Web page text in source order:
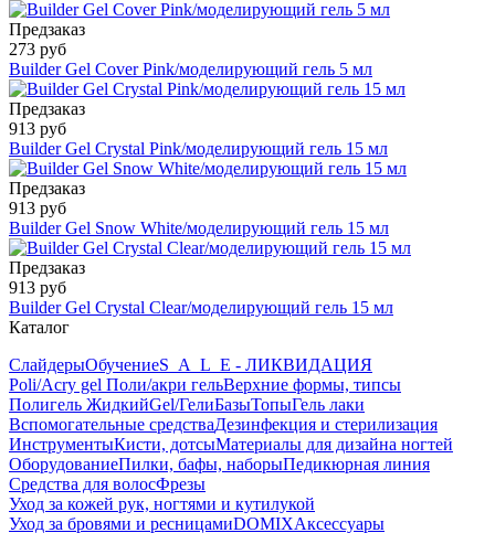
Предзаказ
273 руб
Builder Gel Cover Pink/моделирующий гель 5 мл
Предзаказ
913 руб
Builder Gel Crystal Pink/моделирующий гель 15 мл
Предзаказ
913 руб
Builder Gel Snow White/моделирующий гель 15 мл
Предзаказ
913 руб
Builder Gel Сrystal Clear/моделирующий гель 15 мл
Каталог
СлайдерыОбучениеS_A_L_E - ЛИКВИДАЦИЯ
Poli/Acry gel Поли/акри гельВерхние формы, типсы
Полигель ЖидкийGel/ГелиБазыТопыГель лаки
Вспомогательные средстваДезинфекция и стерилизация
ИнструментыКисти, дотсыМатериалы для дизайна ногтей
ОборудованиеПилки, бафы, наборыПедикюрная линия
Средства для волосФрезы
Уход за кожей рук, ногтями и кутилукой
Уход за бровями и ресницамиDOMIXАксессуары